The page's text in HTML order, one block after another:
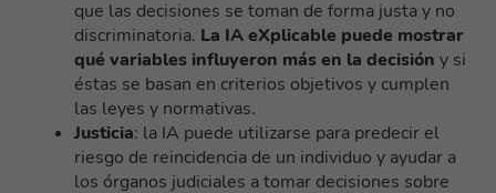
que las decisiones se toman de forma justa y no
discriminatoria. La IA eXplicable puede mostrar
qué variables influyeron más en la decisión y si
éstas se basan en criterios objetivos y cumplen
las leyes y normativas.
Justicia: la IA puede utilizarse para predecir el
riesgo de reincidencia de un individuo y ayudar a
los órganos judiciales a tomar decisiones sobre